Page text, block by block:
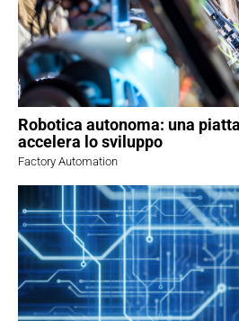
Robotica autonoma: una
accelera lo sviluppo
Factory Automation